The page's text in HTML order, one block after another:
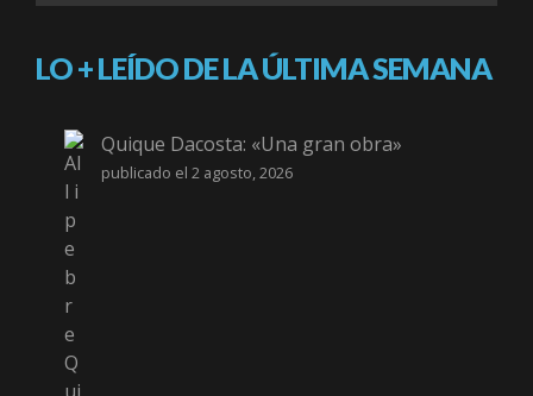
LO + LEÍDO DE LA ÚLTIMA SEMANA
Quique Dacosta: «Una gran obra»
publicado el 2 agosto, 2026